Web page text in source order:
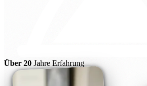
Über 20 Jahre Erfahrung